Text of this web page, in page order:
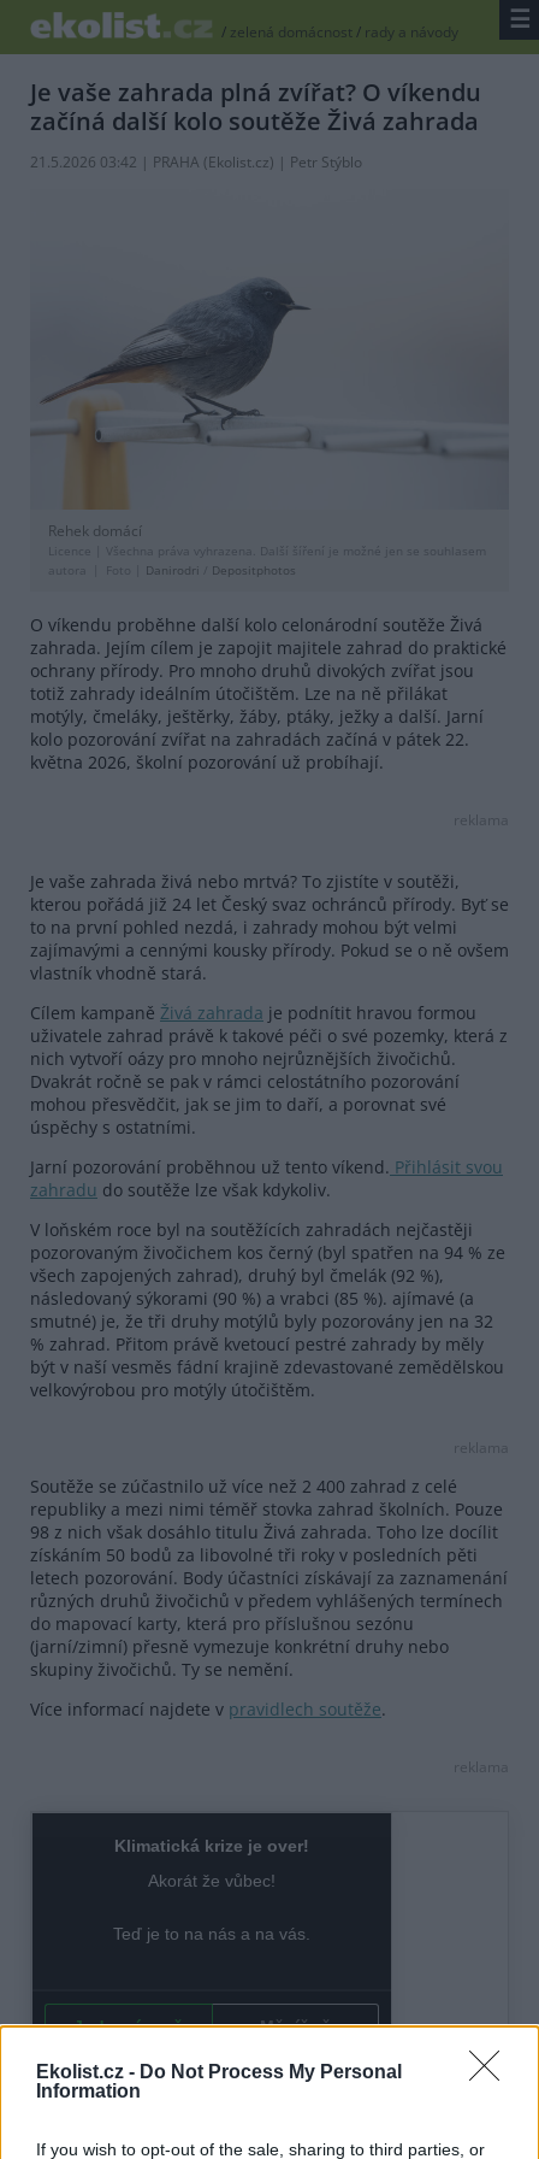
Ekolist.cz - Do Not Process My Personal
Information
If you wish to opt-out of the sale, sharing to third parties, or
/ zelená domácnost/ rady a návody ☰
Je vaše zahrada plná zvířat? O víkendu
začíná další kolo soutěže Živá zahrada
21.5.2026 03:42 | PRAHA (Ekolist.cz) | Petr Stýblo
Rehek domácí
Licence |
Všechna práva vyhrazena. Další šíření je možné jen se souhlasem
autora
Foto | Danirodri Depositphotos
O víkendu proběhne další kolo celonárodní soutěže Živá
zahrada. Jejím cílem je zapojit majitele zahrad do praktické
ochrany přírody. Pro mnoho druhů divokých zvířat jsou
totiž zahrady ideálním útočištěm. Lze na ně přilákat
motýly, čmeláky, ještěrky, žáby, ptáky, ježky a další. Jarní
kolo pozorování zvířat na zahradách začíná v pátek 22.
května 2026, školní pozorování už probíhají.
reklama
Je vaše zahrada živá nebo mrtvá? To zjistíte v soutěži,
kterou pořádá již 24 let Český svaz ochránců přírody. Byť se
to na první pohled nezdá, i zahrady mohou být velmi
zajímavými a cennými kousky přírody. Pokud se o ně ovšem
vlastník vhodně stará.
Cílem kampaně Živá zahrada je podnítit hravou formou
uživatele zahrad právě k takové péči o své pozemky, která z
nich vytvoří oázy pro mnoho nejrůznějších živočichů.
Dvakrát ročně se pak v rámci celostátního pozorování
mohou přesvědčit, jak se jim to daří, a porovnat své
úspěchy s ostatními.
Jarní pozorování proběhnou už tento víkend. Přihlásit svou
zahradu do soutěže lze však kdykoliv.
V loňském roce byl na soutěžících zahradách nejčastěji
pozorovaným živočichem kos černý (byl spatřen na 94 % ze
všech zapojených zahrad), druhý byl čmelák (92 %),
následovaný sýkorami (90 %) a vrabci (85 %). ajímavé (a
smutné) je, že tři druhy motýlů byly pozorovány jen na 32
% zahrad. Přitom právě kvetoucí pestré zahrady by měly
být v naší vesměs fádní krajině zdevastované zemědělskou
velkovýrobou pro motýly útočištěm.
reklama
Soutěže se zúčastnilo už více než 2 400 zahrad z celé
republiky a mezi nimi téměř stovka zahrad školních. Pouze
98 z nich však dosáhlo titulu Živá zahrada. Toho lze docílit
získáním 50 bodů za libovolné tři roky v posledních pěti
letech pozorování. Body účastníci získávají za zaznamenání
různých druhů živočichů v předem vyhlášených termínech
do mapovací karty, která pro příslušnou sezónu
(jarní/zimní) přesně vymezuje konkrétní druhy nebo
skupiny živočichů. Ty se nemění.
Více informací najdete v pravidlech soutěže.
reklama